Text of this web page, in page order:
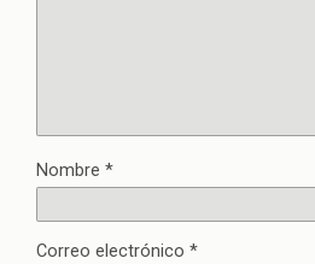
Nombre *
Correo electrónico *